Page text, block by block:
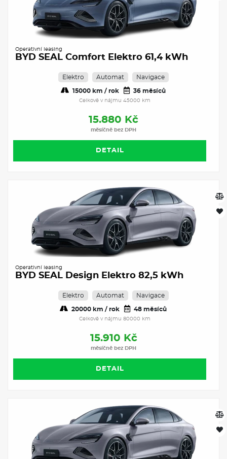
Operativní leasing
BYD SEAL Comfort Elektro 61,4 kWh
Elektro Automat Navigace
15000 km / rok 36 měsíců
Celkově v nájmu 45000 km
15.880 Kč
měsíčně bez DPH
DETAIL
Operativní leasing
BYD SEAL Design Elektro 82,5 kWh
Elektro Automat Navigace
20000 km / rok 48 měsíců
Celkově v nájmu 80000 km
15.910 Kč
měsíčně bez DPH
DETAIL